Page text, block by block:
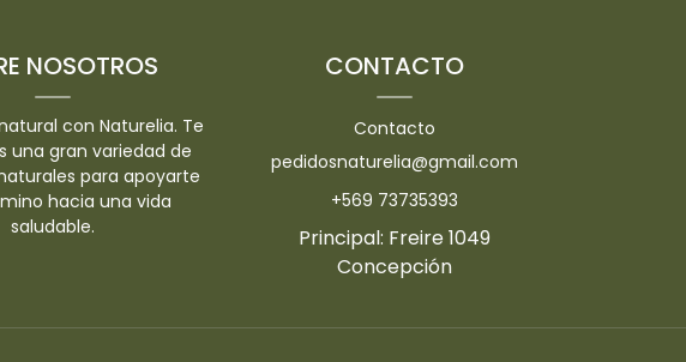
NOSOTROS
con Naturelia. Te
una gran variedad de
para apoyarte
hacia una vida
saludable.
CONTACTO
Contacto
pedidosnaturelia@gmail.com
+569 73735393
Principal: Freire 1049
Concepción